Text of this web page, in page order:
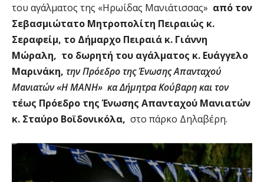
του αγάλματος της «Ηρωίδας Μανιάτισσας» από τον
Σεβασμιώτατο Μητροπολίτη Πειραιώς κ.
Σεραφείμ, το Δήμαρχο Πειραιά κ. Γιάννη
Μώραλη, το δωρητή του αγάλματος κ. Ευάγγελο
Μαρινάκη, την Πρόεδρο της Ένωσης Απανταχού
Μανιατών «Η ΜΑΝΗ» κα Δήμητρα Κούβαρη και τον
τέως Πρόεδρο της Ένωσης Απανταχού Μανιατών
κ. Σταύρο Βοϊδονικόλα, στο πάρκο Δηλαβέρη.